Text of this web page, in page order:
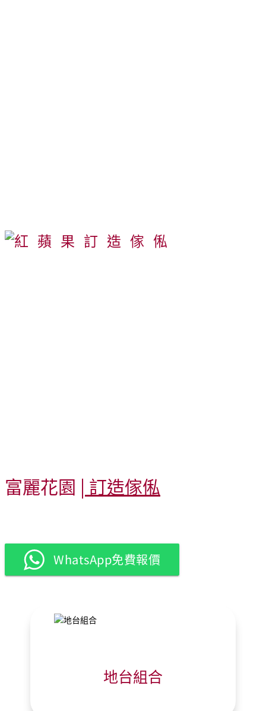
富麗花園 | 訂造傢俬
WhatsApp免費報價
地台組合